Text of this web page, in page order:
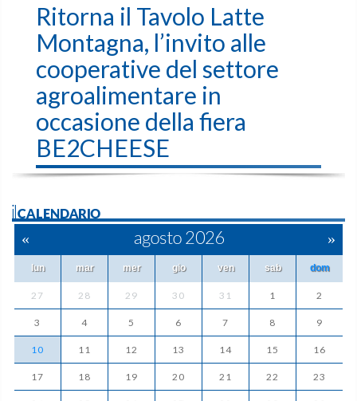
Ritorna il Tavolo Latte
Montagna, l’invito alle
cooperative del settore
agroalimentare in
occasione della fiera
BE2CHEESE
ilCALENDARIO
« agosto 2026 »
lun mar mer gio ven sab dom
27 28 29 30 31 1 2
3 4 5 6 7 8 9
10 11 12 13 14 15 16
17 18 19 20 21 22 23